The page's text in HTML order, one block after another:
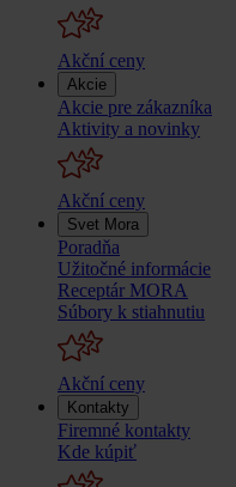
Akční ceny
Akcie
Akcie pre zákazníka
Aktivity a novinky
Akční ceny
Svet Mora
Poradňa
Užitočné informácie
Receptár MORA
Súbory k stiahnutiu
Akční ceny
Kontakty
Firemné kontakty
Kde kúpiť